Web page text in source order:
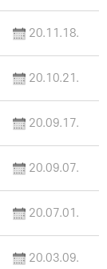
20.11.18.
20.10.21.
20.09.17.
20.09.07.
20.07.01.
20.03.09.